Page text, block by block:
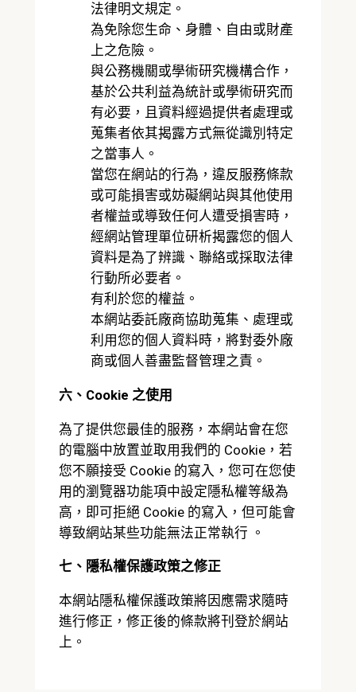
法律明文規定。
為免除您生命、身體、自由或財產
上之危險。
與公務機關或學術研究機構合作，
基於公共利益為統計或學術研究而
有必要，且資料經過提供者處理或
蒐集者依其揭露方式無從識別特定
之當事人。
當您在網站的行為，違反服務條款
或可能損害或妨礙網站與其他使用
者權益或導致任何人遭受損害時，
經網站管理單位研析揭露您的個人
資料是為了辨識、聯絡或採取法律
行動所必要者。
有利於您的權益。
本網站委託廠商協助蒐集、處理或
利用您的個人資料時，將對委外廠
商或個人善盡監督管理之責。
六、Cookie 之使用
為了提供您最佳的服務，本網站會在您
的電腦中放置並取用我們的 Cookie，若
您不願接受 Cookie 的寫入，您可在您使
用的瀏覽器功能項中設定隱私權等級為
高，即可拒絕 Cookie 的寫入，但可能會
導致網站某些功能無法正常執行 。
七、隱私權保護政策之修正
本網站隱私權保護政策將因應需求隨時
進行修正，修正後的條款將刊登於網站
上。